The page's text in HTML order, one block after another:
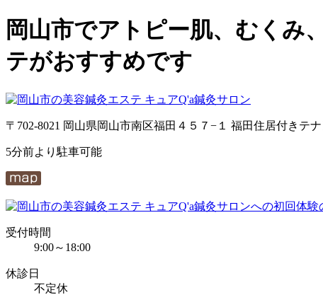
岡山市でアトピー肌、むくみ
テがおすすめです
〒702-8021 岡山県岡山市南区福田４５７−１ 福田住居付きテナ
5分前より駐車可能
受付時間
9:00～18:00
休診日
不定休